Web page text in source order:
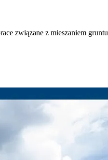
związane z mieszaniem